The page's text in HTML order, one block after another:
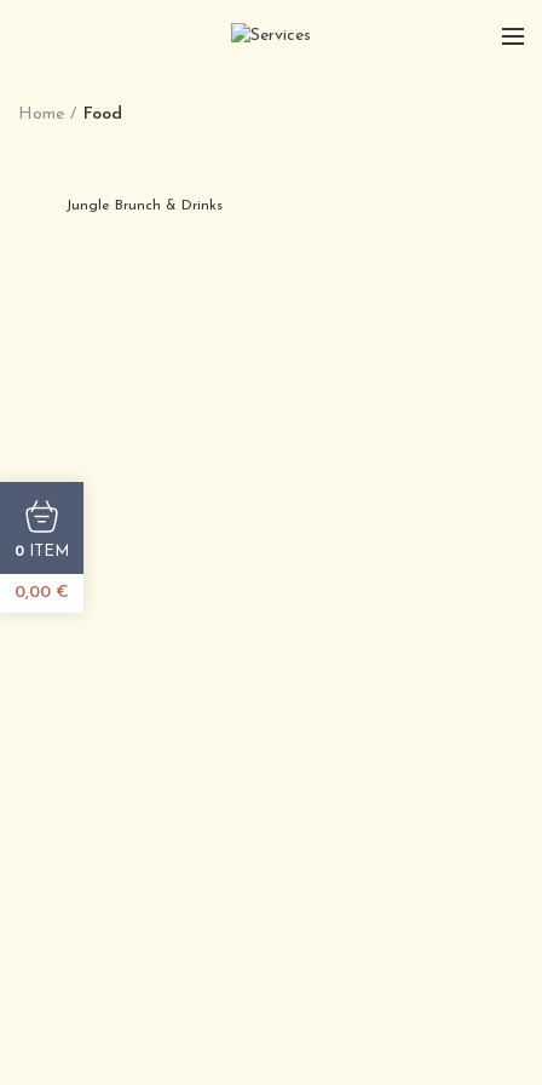
Home Food
Jungle Brunch & Drinks
0 ITEM
0,00 €